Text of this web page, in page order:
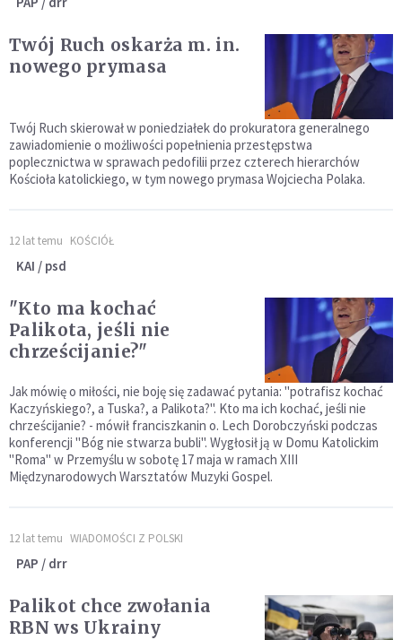
Twój Ruch oskarża m. in.
nowego prymasa
Twój Ruch skierował w poniedziałek do prokuratora generalnego
zawiadomienie o możliwości popełnienia przestępstwa
poplecznictwa w sprawach pedofilii przez czterech hierarchów
Kościoła katolickiego, w tym nowego prymasa Wojciecha Polaka.
12 lat temu KOŚCIÓŁ
KAI / psd
"Kto ma kochać
Palikota, jeśli nie
chrześcijanie?"
Jak mówię o miłości, nie boję się zadawać pytania: "potrafisz kochać
Kaczyńskiego?, a Tuska?, a Palikota?". Kto ma ich kochać, jeśli nie
chrześcijanie? - mówił franciszkanin o. Lech Dorobczyński podczas
konferencji "Bóg nie stwarza bubli". Wygłosił ją w Domu Katolickim
"Roma" w Przemyślu w sobotę 17 maja w ramach XIII
Międzynarodowych Warsztatów Muzyki Gospel.
12 lat temu WIADOMOŚCI Z POLSKI
PAP / drr
Palikot chce zwołania
RBN ws Ukrainy